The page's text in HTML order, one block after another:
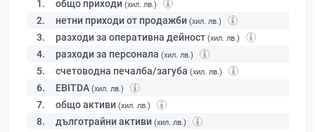
1. общо приходи (хил. лв.)
2. нетни приходи от продажби (хил. лв.)
3. разходи за оперативна дейност (хил. лв.)
4. разходи за персонала (хил. лв.)
5. счетоводна печалба/загуба (хил. лв.)
6. EBITDA (хил. лв.)
7. общо активи (хил. лв.)
8. дълготрайни активи (хил. лв.)